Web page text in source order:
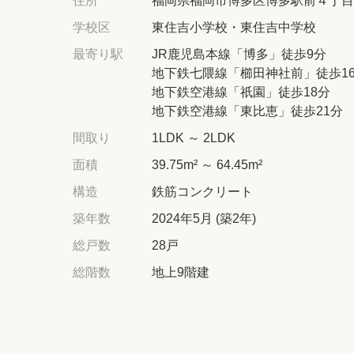
学校区
東住吉小学校・東住吉中学校
最寄り駅
JR鹿児島本線「博多」徒歩9分
地下鉄七隈線「櫛田神社前」徒歩
地下鉄空港線「祇園」徒歩18分
地下鉄空港線「東比恵」徒歩21分
間取り
1LDK ～ 2LDK
面積
39.75m² ～ 64.45m²
構造
鉄筋コンクリート
築年数
2024年5月 (築2年)
総戸数
28戸
総階数
地上9階建